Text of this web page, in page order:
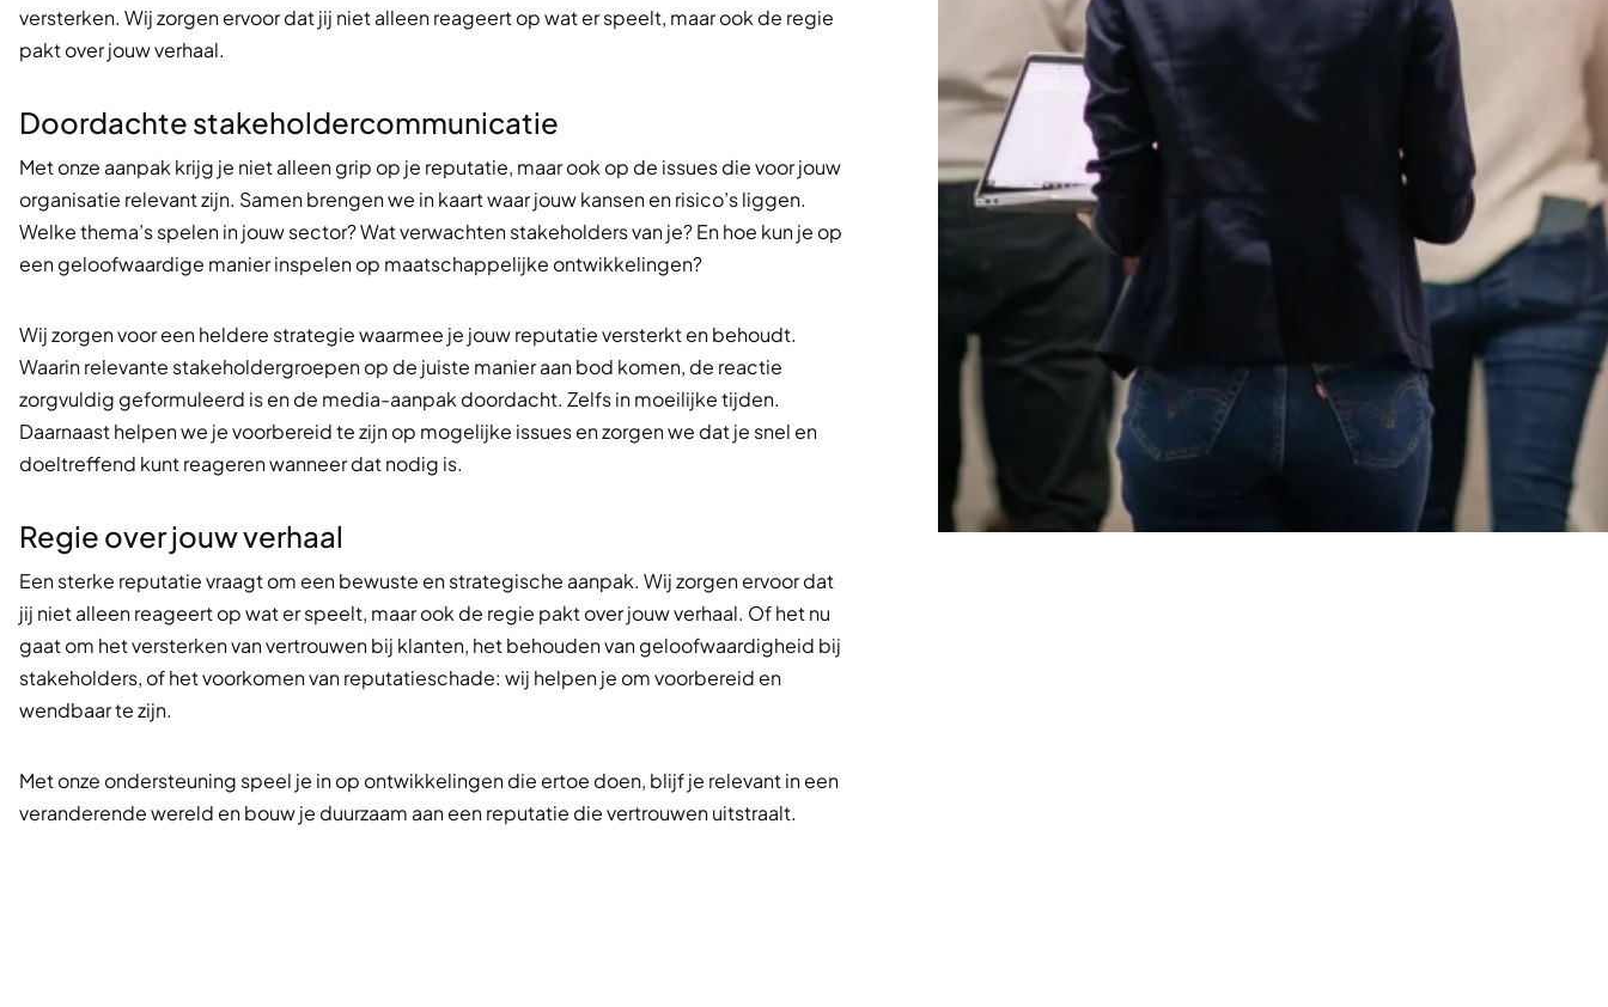
versterken. Wij zorgen ervoor dat jij niet alleen reageert op wat er speelt, maar ook de regie
pakt over jouw verhaal.
Doordachte stakeholdercommunicatie
Met onze aanpak krijg je niet alleen grip op je reputatie, maar ook op de issues die voor jouw
organisatie relevant zijn. Samen brengen we in kaart waar jouw kansen en risico’s liggen.
Welke thema’s spelen in jouw sector? Wat verwachten stakeholders van je? En hoe kun je op
een geloofwaardige manier inspelen op maatschappelijke ontwikkelingen?
Wij zorgen voor een heldere strategie waarmee je jouw reputatie versterkt en behoudt.
Waarin relevante stakeholdergroepen op de juiste manier aan bod komen, de reactie
zorgvuldig geformuleerd is en de media-aanpak doordacht. Zelfs in moeilijke tijden.
Daarnaast helpen we je voorbereid te zijn op mogelijke issues en zorgen we dat je snel en
doeltreffend kunt reageren wanneer dat nodig is.
Regie over jouw verhaal
Een sterke reputatie vraagt om een bewuste en strategische aanpak. Wij zorgen ervoor dat
jij niet alleen reageert op wat er speelt, maar ook de regie pakt over jouw verhaal. Of het nu
gaat om het versterken van vertrouwen bij klanten, het behouden van geloofwaardigheid bij
stakeholders, of het voorkomen van reputatieschade: wij helpen je om voorbereid en
wendbaar te zijn.
Met onze ondersteuning speel je in op ontwikkelingen die ertoe doen, blijf je relevant in een
veranderende wereld en bouw je duurzaam aan een reputatie die vertrouwen uitstraalt.